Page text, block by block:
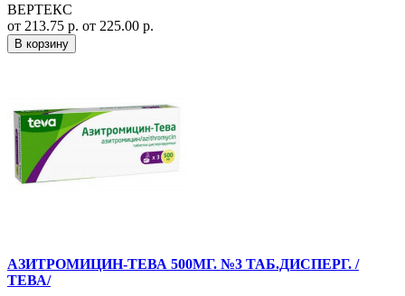
ВЕРТЕКС
от 213.75 р. от 225.00 р.
В корзину
АЗИТРОМИЦИН-ТЕВА 500МГ. №3 ТАБ.ДИСПЕРГ. /
ТЕВА/